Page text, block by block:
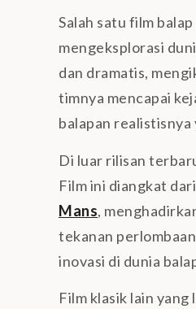
Salah satu film
mengeksplorasi
dan dramatis,
timnya mencapai
balapan realistisnya
Di luar rilisan
Film ini diangkat
Mans,
tekanan
inovasi di dunia
Film klasik lain